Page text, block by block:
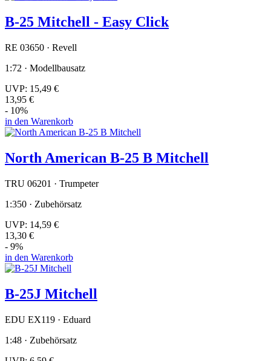
B-25 Mitchell - Easy Click
RE 03650 · Revell
1:72 · Modellbausatz
UVP: 15,49 €
13,95 €
- 10%
in den Warenkorb
North American B-25 B Mitchell
TRU 06201 · Trumpeter
1:350 · Zubehörsatz
UVP: 14,59 €
13,30 €
- 9%
in den Warenkorb
B-25J Mitchell
EDU EX119 · Eduard
1:48 · Zubehörsatz